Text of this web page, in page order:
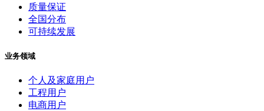
质量保证
全国分布
可持续发展
业务领域
个人及家庭用户
工程用户
电商用户